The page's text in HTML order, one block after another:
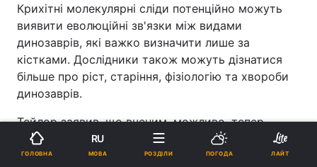
Крихітні молекулярні сліди потенційно можуть
виявити еволюційні зв'язки між видами
динозаврів, які важко визначити лише за
кістками. Дослідники також можуть дізнатися
більше про ріст, старіння, фізіологію та хвороби
динозаврів.
Тейлор заявив, що вченим, можливо, тепер
доведеться переглянути зразки скам'янілостей,
зібрані за останнє століття. Зображення,
ГОЛОВНА
RU
МОВА РОЗДІЛИ ПОГОДА ЛАЙТ